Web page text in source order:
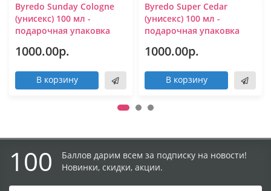
Byredo Sunday Cologne
(унисекс) 100 мл -
подарочная упаковка
1000.00р.
В корзину
Byredo Super Cedar
(унисекс) 100 мл -
подарочная упаковка
1000.00р.
В корзину
100
Баллов дарим всем за подписку на новости!
Новинки, скидки, акции.